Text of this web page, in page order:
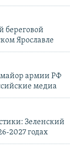
береговой
Ярославле
майор армии РФ
медиа
Зеленский
2027 годах